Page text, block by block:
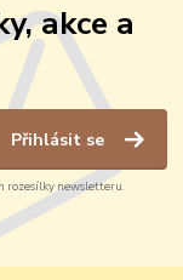
akce a
Přihlásit se
rozesílky newsletteru.